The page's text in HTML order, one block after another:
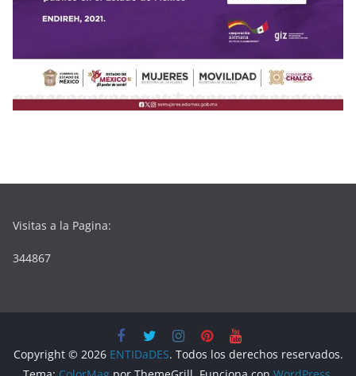
Visitas a la Pagina:
344867
Copyright © 2026 ENTIDaDES. Todos los derechos reservados.